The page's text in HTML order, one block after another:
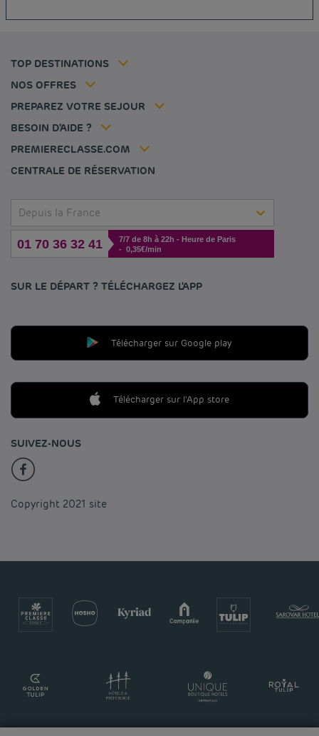
TOP DESTINATIONS
Hôtel pas cher Toulouse
NOS OFFRES
Solutions pro
PREPAREZ VOTRE SEJOUR
Ma réservation
Hôtels et inspirations
BESOIN D'AIDE ?
PREMIERECLASSE.COM
Politiques de taxes
Espace carrière
CENTRALE DE RÉSERVATION
Depuis la France
01 70 36 32 41
7/7 de 8h à 22h - Heure de Paris
- 0,35€/min
SUR LE DÉPART ? TÉLÉCHARGEZ L'APP
Télécharger sur Google play
Télécharger sur l'App store
SUIVEZ-NOUS
Copyright 2021 site